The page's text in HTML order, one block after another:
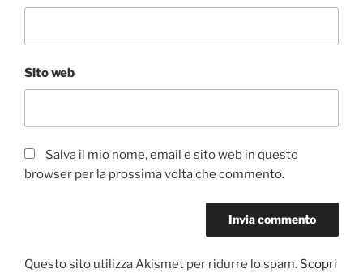
Sito web
Salva il mio nome, email e sito web in questo
browser per la prossima volta che commento.
Questo sito utilizza Akismet per ridurre lo spam. Scopri